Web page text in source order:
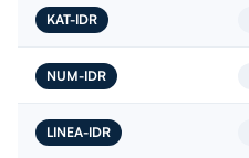
KAT-IDR
NUM-IDR
LINEA-IDR